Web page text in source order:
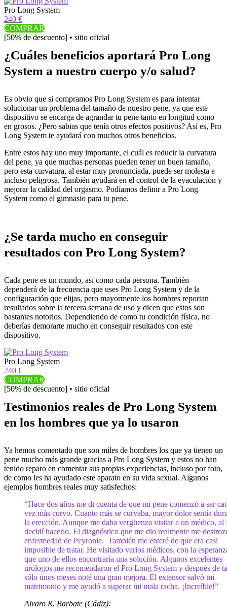
Pro Long System
240 €
COMPRAR
[50% de descuento] • sitio oficial
¿Cuáles beneficios aportará Pro Long
System a nuestro cuerpo y/o salud?
Es obvio que si compramos Pro Long System es para intentar
solucionar un problema del tamaño de nuestro pene, ya que este
dispositivo se encarga de agrandar tu pene tanto en longitud como
en grosos. ¿Pero sabias que tenía otros efectos positivos? Así es, Pro
Long System te ayudará con muchos otros beneficios.
Entre estos hay uno muy importante, el cuál es reducir la curvatura
del pene, ya que muchas personas pueden tener un buen tamaño,
pero esta curvatura, al estar muy pronunciada, puede ser molesta e
incluso peligrosa. También ayudará en el control de la eyaculación y
mejorar la calidad del orgasmo. Podíamos definir a Pro Long
System como el gimnasio para tu pene.
¿Se tarda mucho en conseguir
resultados con Pro Long System?
Cada pene es un mundo, así como cada persona. También
dependerá de la frecuencia que uses Pro Long System y de la
configuración que elijas, pero mayormente los hombres reportan
resultados sobre la tercera semana de uso y dicen que estos son
bastantes notorios. Dependiendo de como tu condición física, no
deberías demorarte mucho en conseguir resultados con este
dispositivo.
Pro Long System
240 €
COMPRAR
[50% de descuento] • sitio oficial
Testimonios reales de Pro Long System
en los hombres que ya lo usaron
Ya hemos comentado que son miles de hombres los que ya tienen un
pene mucho más grande gracias a Pro Long System y estos no han
tenido reparo en comentar sus propias experiencias, incluso por foto,
de como les ha ayudado este aparato en su vida sexual. Algunos
ejemplos hombres reales muy satisfechos:
“Hace dos años me di cuenta de que mi pene comenzó a ser
vez más curvo. Cuanto más se curvaba, mayor dolor sentía
la erección. Aunque me daba vergüenza visitar a un médico, al
decidí hacerlo. El diagnóstico que me dio realmente me
enfermedad de Peyronie. También me enteré de que era casi
imposible de tratar. He visitado varios médicos, con la
que uno de ellos encontraría una solución. Algunos excelentes
urólogos me recomendaron el Pro Long System y después de
sólo unos meses noté una gran mejora. El extensor salvó mi
matrimonio y me ayudó a superar mi mala racha. ¡Increíble!”
Alvaro R. Barbate (Cádiz):